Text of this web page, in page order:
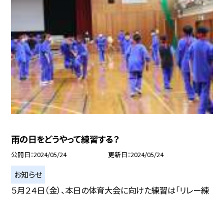
雨の日をどうやって練習する？
公開日 2024/05/24 更新日 2024/05/24
お知らせ
５月２４日（金）、本日の体育大会に向けた練習は「リレー練